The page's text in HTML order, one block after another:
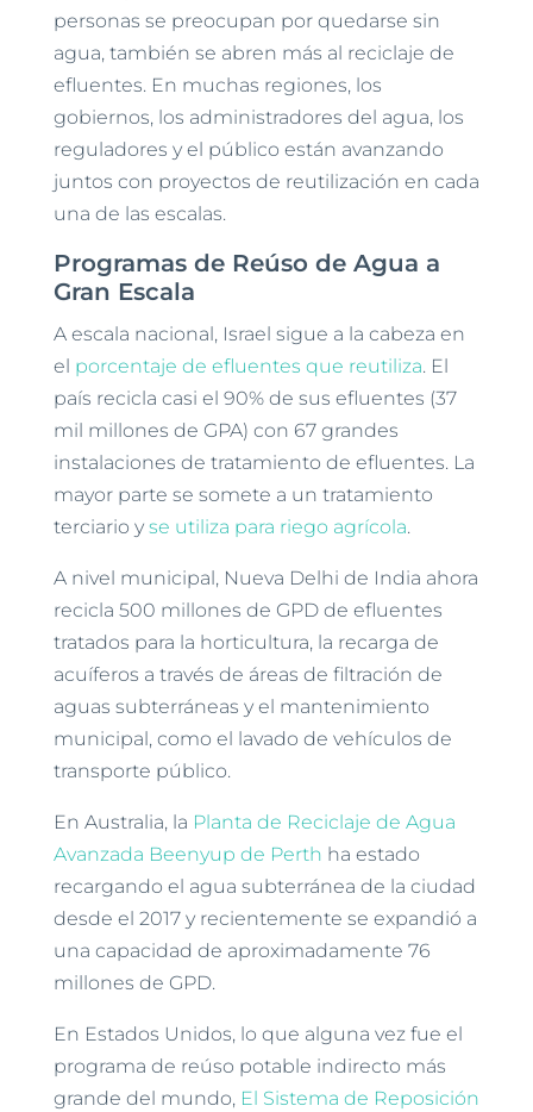
personas se preocupan por quedarse sin
agua, también se abren más al reciclaje de
efluentes. En muchas regiones, los
gobiernos, los administradores del agua, los
reguladores y el público están avanzando
juntos con proyectos de reutilización en cada
una de las escalas.
Programas de Reúso de Agua a
Gran Escala
A escala nacional, Israel sigue a la cabeza en
el porcentaje de efluentes que reutiliza. El
país recicla casi el 90% de sus efluentes (37
mil millones de GPA) con 67 grandes
instalaciones de tratamiento de efluentes. La
mayor parte se somete a un tratamiento
terciario y se utiliza para riego agrícola.
A nivel municipal, Nueva Delhi de India ahora
recicla 500 millones de GPD de efluentes
tratados para la horticultura, la recarga de
acuíferos a través de áreas de filtración de
aguas subterráneas y el mantenimiento
municipal, como el lavado de vehículos de
transporte público.
En Australia, la Planta de Reciclaje de Agua
Avanzada Beenyup de Perth ha estado
recargando el agua subterránea de la ciudad
desde el 2017 y recientemente se expandió a
una capacidad de aproximadamente 76
millones de GPD.
En Estados Unidos, lo que alguna vez fue el
programa de reúso potable indirecto más
grande del mundo, El Sistema de Reposición